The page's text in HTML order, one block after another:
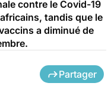
contre le Covid-19
tandis que le
a diminué de
Partager